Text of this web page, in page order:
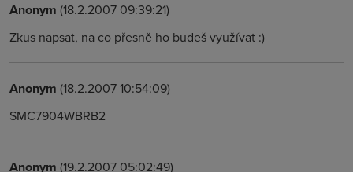
Anonym (18.2.2007 09:39:21)
Zkus napsat, na co přesně ho budeš využívat :)
Anonym (18.2.2007 10:54:09)
SMC7904WBRB2
Anonym (19.2.2007 05:02:49)